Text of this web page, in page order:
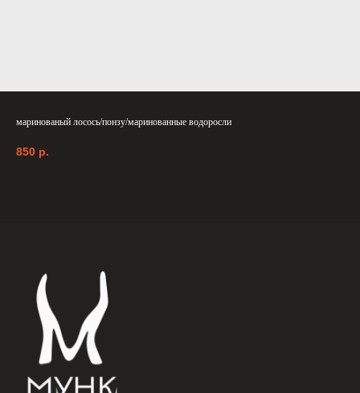
маринованый лосось/понзу/маринованные водоросли
850 р.